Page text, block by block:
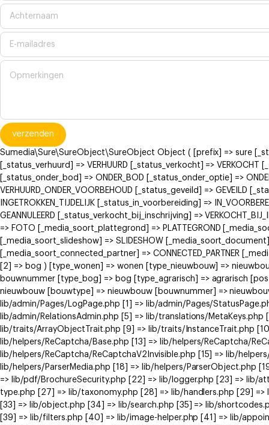
verzenden
Sumedia\Sure\SureObject\SureObject Object ( [prefix] => sure
[_status_verhuurd] => VERHUURD [_status_verkocht] =>
[_status_onder_bod] => ONDER_BOD [_status_onder_optie] =>
VERHUURD_ONDER_VOORBEHOUD [_status_geveild] => GEVEILD
INGETROKKEN_TIJDELIJK [_status_in_voorbereiding] =>
GEANNULEERD [_status_verkocht_bij_inschrijving] =>
=> FOTO [_media_soort_plattegrond] => PLATTEGROND
[_media_soort_slideshow] => SLIDESHOW
[_media_soort_connected_partner] => CONNECTED_PARTNER
[2] => bog ) [type_wonen] => wonen [type_nieuwbouw] =>
bouwnummer [type_bog] => bog [type_agrarisch] => agrarisch
nieuwbouw [bouwtype] => nieuwbouw [bouwnummer] =>
lib/admin/Pages/LogPage.php [1] => lib/admin/Pages/
lib/admin/RelationsAdmin.php [5] => lib/translations/
lib/traits/ArrayObjectTrait.php [9] => lib/traits/InstanceTrait.php
lib/helpers/ReCaptcha/Base.php [13] => lib/helpers/ReCaptcha/
lib/helpers/ReCaptcha/ReCaptchaV2Invisible.php [15] => lib/
lib/helpers/ParserMedia.php [18] => lib/helpers/ParserObject.php
=> lib/pdf/BrochureSecurity.php [22] => lib/logger.php [23] => lib/
type.php [27] => lib/taxonomy.php [28] => lib/handlers.php [29]
[33] => lib/object.php [34] => lib/search.php [35] => lib/
[39] => lib/filters.php [40] => lib/image-helper.php [41] => lib/